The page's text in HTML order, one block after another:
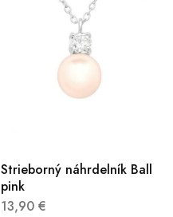
Strieborný náhrdelník Ball
pink
13,90 €